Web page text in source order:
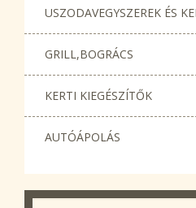
USZODAVEGYSZEREK ÉS
GRILL,BOGRÁCS
KERTI KIEGÉSZÍTŐK
AUTÓÁPOLÁS